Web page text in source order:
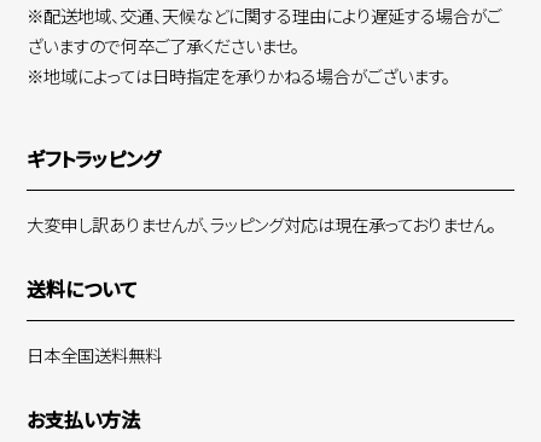
※配送地域、交通、天候などに関する理由により遅延する場合がご
ざいますので何卒ご了承くださいませ。
※地域によっては日時指定を承りかねる場合がございます。
ギフトラッピング
大変申し訳ありませんが、ラッピング対応は現在承っておりません。
送料について
日本全国送料無料
お支払い方法